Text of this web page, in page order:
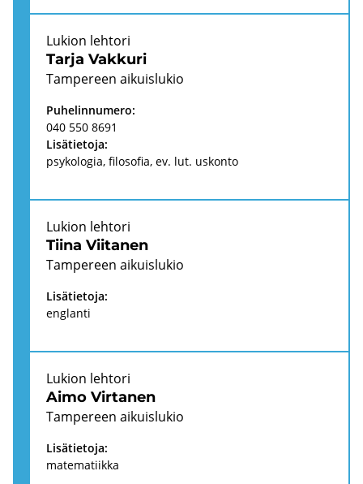
Tarja Vak­ku­ri
Lu­kion leh­to­ri
Tam­pe­reen ai­kuis­lu­kio
Pu­he­lin­nu­me­ro:
040 550 8691
Li­sä­tie­to­ja:
psy­ko­lo­gia, fi­lo­so­fia, ev. lut. us­kon­to
Tiina Vii­ta­nen
Lu­kion leh­to­ri
Tam­pe­reen ai­kuis­lu­kio
Li­sä­tie­to­ja:
englan­ti
Aimo Vir­ta­nen
Lu­kion leh­to­ri
Tam­pe­reen ai­kuis­lu­kio
Li­sä­tie­to­ja:
ma­te­ma­tiik­ka